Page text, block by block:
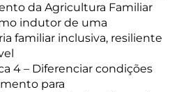
da Agricultura Familiar
indutor de uma
familiar inclusiva, resiliente
4 – Diferenciar condições
para